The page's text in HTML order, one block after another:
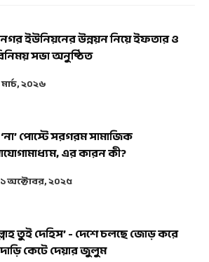
ইউনিয়নের উন্নয়ন নিয়ে ইফতার ও
সভা অনুষ্ঠিত
২০২৬
‘না’ পোস্টে সরগরম সামাজিক
এর কারন কী?
অক্টোবর, ২০২৫
তুই দেহিস’ - দেশে চলছে জোড় করে
কেটে দেয়ার জুলুম